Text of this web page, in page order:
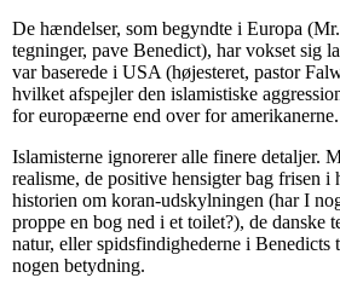
De hændelser, som begyndte i Europa
tegninger, pave Benedict), har vokset sig
var baserede i USA (højesteret, pastor
hvilket afspejler den islamistiske
for europæerne end over for amerikanerne.
Islamisterne ignorerer alle finere detaljer.
realisme, de positive hensigter bag frisen i
historien om koran-udskylningen (har I
proppe en bog ned i et toilet?), de danske
natur, eller spidsfindighederne i Benedicts
nogen betydning.